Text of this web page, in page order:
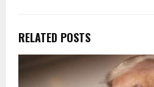
RELATED POSTS